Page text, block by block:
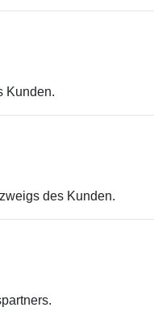
Kunden.
des Kunden.